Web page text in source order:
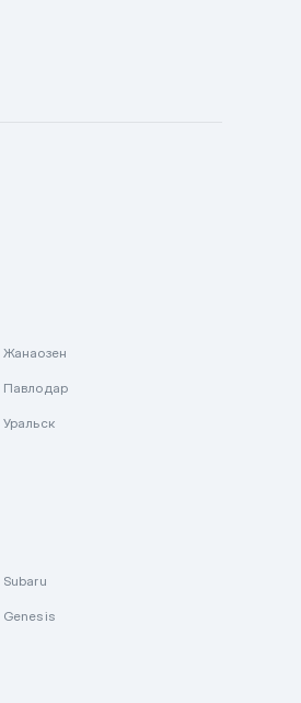
Жанаозен
Павлодар
Уральск
Subaru
Genesis